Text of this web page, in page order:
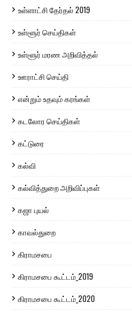
உள்ளாட்சி தேர்தல் 2019
உள்ளூர் செய்திகள்
உள்ளூர் மரண அறிவித்தல்
ஊராட்சி செய்தி
என்றும் உதவும் கரங்கள்
கடலோர செய்திகள்
கட்டுரை
கல்வி
கல்வித்துறை அறிவிப்புகள்
கஜா புயல்
காவல்துறை
கிராமசபை
கிராமசபை கூட்டம்_2019
கிராமசபை கூட்டம்_2020